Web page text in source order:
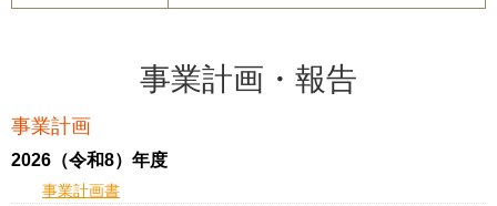
事業計画・報告
事業計画
2026（令和8）年度
事業計画書